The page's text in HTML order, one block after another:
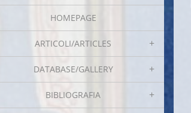
HOMEPAGE
ARTICOLI/ARTICLES
DATABASE/GALLERY
BIBLIOGRAFIA